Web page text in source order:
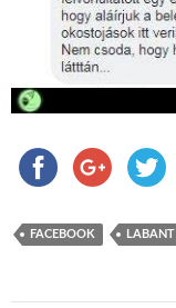
FACEBOOK LABANT